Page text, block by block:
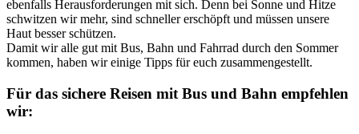
ebenfalls Herausforderungen mit sich. Denn bei Sonne und Hitze
schwitzen wir mehr, sind schneller erschöpft und müssen unsere
Haut besser schützen.
Damit wir alle gut mit Bus, Bahn und Fahrrad durch den Sommer
kommen, haben wir einige Tipps für euch zusammengestellt.
Für das sichere Reisen mit Bus und Bahn empfehlen
wir: